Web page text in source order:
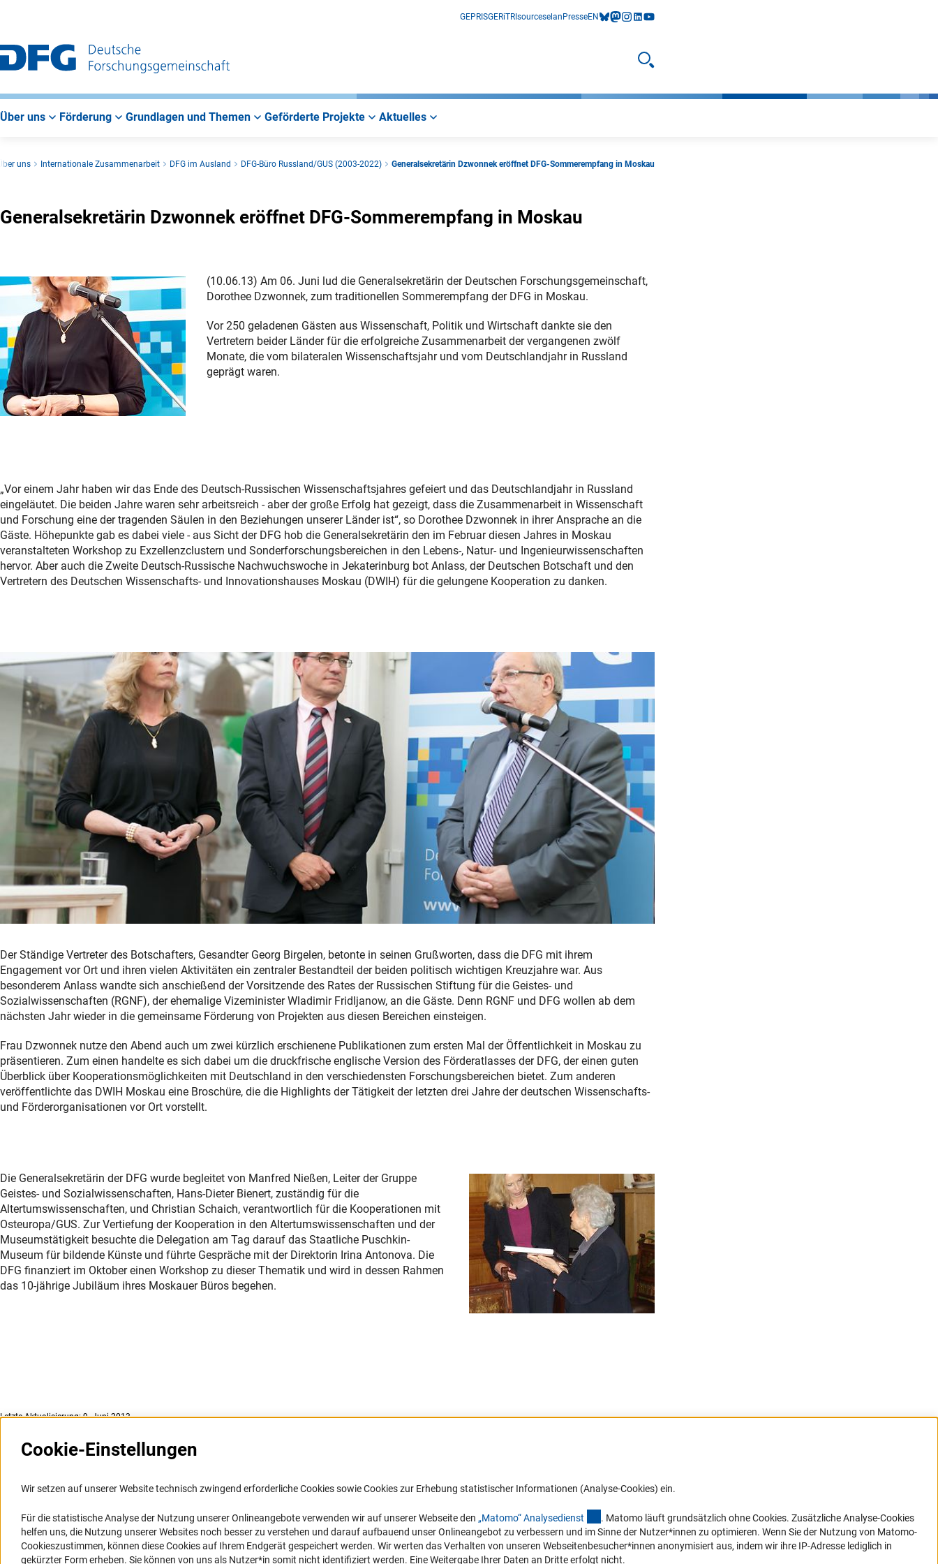
GEPRISGERiTRIsourceselan PresseEN bluesky
mastodon
instagram
linkedIn
youtube
Suche öffnen
Über uns Förderung Grundlagen und Themen Geförderte Projekte Aktuelles
uns Internationale Zusammenarbeit DFG im Ausland DFG-Büro Russland/GUS (2003-2022) Generalsekretärin Dzwonnek eröffnet DFG-Sommerempfang in Moskau
Generalsekretärin Dzwonnek eröffnet DFG-Sommerempfang in Moskau
(10.06.13) Am 06. Juni lud die Generalsekretärin der Deutschen Forschungsgemeinschaft,
Dorothee Dzwonnek, zum traditionellen Sommerempfang der DFG in Moskau.
Vor 250 geladenen Gästen aus Wissenschaft, Politik und Wirtschaft dankte sie den
Vertretern beider Länder für die erfolgreiche Zusammenarbeit der vergangenen zwölf
Monate, die vom bilateralen Wissenschaftsjahr und vom Deutschlandjahr in Russland
geprägt waren.
„Vor einem Jahr haben wir das Ende des Deutsch-Russischen Wissenschaftsjahres gefeiert und das Deutschlandjahr in Russland
eingeläutet. Die beiden Jahre waren sehr arbeitsreich - aber der große Erfolg hat gezeigt, dass die Zusammenarbeit in Wissenschaft
und Forschung eine der tragenden Säulen in den Beziehungen unserer Länder ist“, so Dorothee Dzwonnek in ihrer Ansprache an die
Gäste. Höhepunkte gab es dabei viele - aus Sicht der DFG hob die Generalsekretärin den im Februar diesen Jahres in Moskau
veranstalteten Workshop zu Exzellenzclustern und Sonderforschungsbereichen in den Lebens-, Natur- und Ingenieurwissenschaften
hervor. Aber auch die Zweite Deutsch-Russische Nachwuchswoche in Jekaterinburg bot Anlass, der Deutschen Botschaft und den
Vertretern des Deutschen Wissenschafts- und Innovationshauses Moskau (DWIH) für die gelungene Kooperation zu danken.
Der Ständige Vertreter des Botschafters, Gesandter Georg Birgelen, betonte in seinen Grußworten, dass die DFG mit ihrem
Engagement vor Ort und ihren vielen Aktivitäten ein zentraler Bestandteil der beiden politisch wichtigen Kreuzjahre war. Aus
besonderem Anlass wandte sich anschießend der Vorsitzende des Rates der Russischen Stiftung für die Geistes- und
Sozialwissenschaften (RGNF), der ehemalige Vizeminister Wladimir Fridljanow, an die Gäste. Denn RGNF und DFG wollen ab dem
nächsten Jahr wieder in die gemeinsame Förderung von Projekten aus diesen Bereichen einsteigen.
Frau Dzwonnek nutze den Abend auch um zwei kürzlich erschienene Publikationen zum ersten Mal der Öffentlichkeit in Moskau zu
präsentieren. Zum einen handelte es sich dabei um die druckfrische englische Version des Förderatlasses der DFG, der einen guten
Überblick über Kooperationsmöglichkeiten mit Deutschland in den verschiedensten Forschungsbereichen bietet. Zum anderen
veröffentlichte das DWIH Moskau eine Broschüre, die die Highlights der Tätigkeit der letzten drei Jahre der deutschen Wissenschafts-
und Förderorganisationen vor Ort vorstellt.
Die Generalsekretärin der DFG wurde begleitet von Manfred Nießen, Leiter der Gruppe
Geistes- und Sozialwissenschaften, Hans-Dieter Bienert, zuständig für die
Altertumswissenschaften, und Christian Schaich, verantwortlich für die Kooperationen mit
Osteuropa/GUS. Zur Vertiefung der Kooperation in den Altertumswissenschaften und der
Museumstätigkeit besuchte die Delegation am Tag darauf das Staatliche Puschkin-
Museum für bildende Künste und führte Gespräche mit der Direktorin Irina Antonova. Die
DFG finanziert im Oktober einen Workshop zu dieser Thematik und wird in dessen Rahmen
das 10-jährige Jubiläum ihres Moskauer Büros begehen.
Letzte Aktualisierung: 9. Juni 2013
Informationssysteme
Portal Wissenschaftliche Integrität
GEPRIS
GEPRIS historisch
FAQ
Karriere
Logo und Corporate Design
mit Behinderungen
Erklärung zur Barrierefreiheit
Barriere melden
in Ihr Mailpostfach oder schauen Sie sich
die Ausgaben online an.
Cookie-Einstellungen
Wir setzen auf unserer Website technisch zwingend erforderliche Cookies sowie Cookies zur Erhebung statistischer Informationen (Analyse-Cookies) ein.
Für die statistische Analyse der Nutzung unserer Onlineangebote verwenden wir auf unserer Webseite den „Matomo“ Analysedienst (externer Link)
. Matomo läuft grundsätzlich ohne Cookies. Zusätzliche Analyse-Cookies
helfen uns, die Nutzung unserer Websites noch besser zu verstehen und darauf aufbauend unser Onlineangebot zu verbessern und im Sinne der Nutzer*innen zu optimieren. Wenn Sie der Nutzung von Matomo-
Cookieszustimmen, können diese Cookies auf Ihrem Endgerät gespeichert werden. Wir werten das Verhalten von unseren Webseitenbesucher*innen anonymisiert aus, indem wir ihre IP-Adresse lediglich in
gekürzter Form erheben. Sie können von uns als Nutzer*in somit nicht identifiziert werden. Eine Weitergabe Ihrer Daten an Dritte erfolgt nicht.